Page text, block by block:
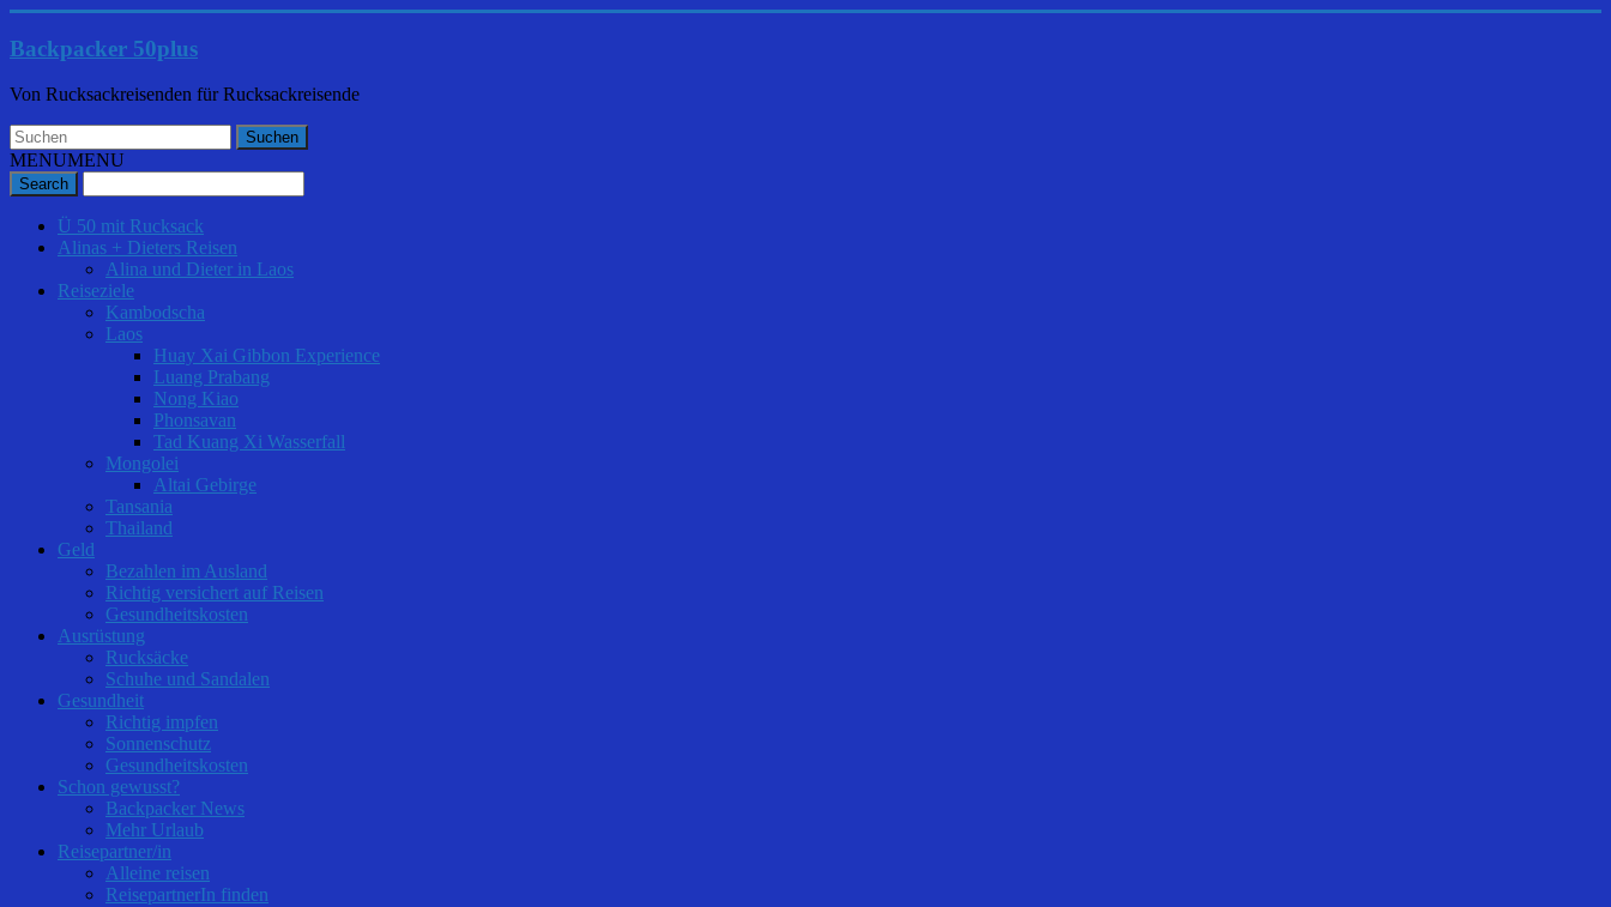
Backpacker 50plus
Von Rucksackreisenden für Rucksackreisende
MENUMENU
Ü 50 mit Rucksack
Alinas + Dieters Reisen
Alina und Dieter in Laos
Reiseziele
Kambodscha
Laos
Huay Xai Gibbon Experience
Luang Prabang
Nong Kiao
Phonsavan
Tad Kuang Xi Wasserfall
Mongolei
Altai Gebirge
Tansania
Thailand
Geld
Bezahlen im Ausland
Richtig versichert auf Reisen
Gesundheitskosten
Ausrüstung
Rucksäcke
Schuhe und Sandalen
Gesundheit
Richtig impfen
Sonnenschutz
Gesundheitskosten
Schon gewusst?
Backpacker News
Mehr Urlaub
Reisepartner/in
Alleine reisen
ReisepartnerIn finden